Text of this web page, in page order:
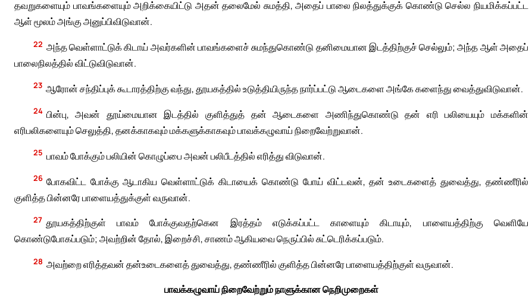
தவறுகளையும் பாவங்களையும் அறிக்கையிட்டு அதன் தலைமேல் சுமத்தி, அதைப் பாலை நிலத்துக்குக் கொண்டு செல்ல நியமிக்கப்பட்ட
ஆள் மூலம் அங்கு அனுப்பிவிடுவான்.
22 அந்த வெள்ளாட்டுக் கிடாய் அவர்களின் பாவங்களைச் சுமந்துகொண்டு தனிமையான இடத்திற்குச் செல்லும்; அந்த ஆள் அதைப்
பாலைநிலத்தில் விட்டுவிடுவான்.
23 ஆரோன் சந்திப்புக் கூடாரத்திற்கு வந்து, தூயகத்தில் உடுத்தியிருந்த நார்ப்பட்டு ஆடைகளை அங்கே களைந்து வைத்துவிடுவான்.
24 பின்பு, அவன் தூய்மையான இடத்தில் குளித்துத் தன் ஆடைகளை அணிந்துகொண்டு தன் எரி பலியையும் மக்களின்
எரிபலிகளையும் செலுத்தி, தனக்காகவும் மக்களுக்காகவும் பாவக்கழுவாய் நிறைவேற்றுவான்.
25 பாவம் போக்கும் பலியின் கொழுப்பை அவன் பலிபீடத்தில் எரித்து விடுவான்.
26 போகவிட்ட போக்கு ஆடாகிய வெள்ளாட்டுக் கிடாயைக் கொண்டு போய் விட்டவன், தன் உடைகளைத் துவைத்து, தண்ணீரில்
குளித்த பின்னரே பாளையத்துக்குள் வருவான்.
27 தூயகத்திற்குள் பாவம் போக்குவதற்கென இரத்தம் எடுக்கப்பட்ட காளையும் கிடாயும், பாளையத்திற்கு வெளியே
கொண்டுபோகப்படும்; அவற்றின் தோல், இறைச்சி, சாணம் ஆகியவை நெருப்பில் சுட்டெரிக்கப்படும்.
28 அவற்றை எரித்தவன் தன்உடைகளைத் துவைத்து, தண்ணீரில் குளித்த பின்னரே பாளையத்திற்குள் வருவான்.
பாவக்கழுவாய் நிறைவேற்றும் நாளுக்கான நெறிமுறைகள்